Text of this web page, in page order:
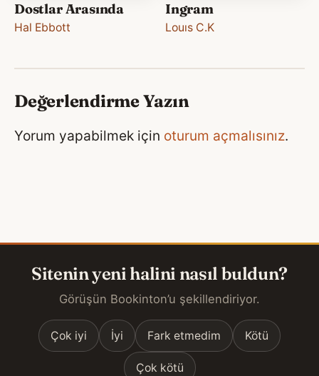
Dostlar Arasında
Hal Ebbott
Ingram
Louıs C.K
Değerlendirme Yazın
Yorum yapabilmek için oturum açmalısınız.
Sitenin yeni halini nasıl buldun?
Görüşün Bookinton’u şekillendiriyor.
Çok iyi İyi Fark etmedim Kötü
Çok kötü